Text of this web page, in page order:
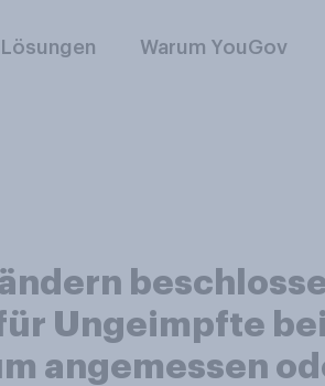
Lösungen Warum YouGov
Ungeimpfte
angemessen